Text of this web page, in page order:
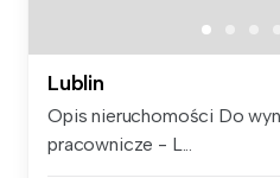
Lublin
Opis nieruchomości Do
pracownicze - L...